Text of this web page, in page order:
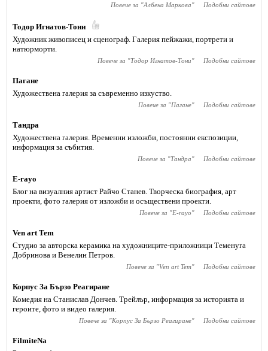
Повече за "Албена Маркова" Подобни сайтове
Тодор Игнатов-Тони
Художник живописец и сценограф. Галерия пейжажи, портрети и
натюрморти.
Повече за "Тодор Игнатов-Тони" Подобни сайтове
Пагане
Художествена галерия за съвременно изкуство.
Повече за "Пагане" Подобни сайтове
Тандра
Художествена галерия. Временни изложби, постоянни експозиции,
информация за събития.
Повече за "Тандра" Подобни сайтове
Е-rayo
Блог на визуалния артист Райчо Станев. Творческа биография, арт
проекти, фото галерия от изложби и осъществени проекти.
Повече за "Е-rayo" Подобни сайтове
Ven art Tem
Студио за авторска керамика на художниците-приложници Теменуга
Добринова и Венелин Петров.
Повече за "Ven art Tem" Подобни сайтове
Корпус За Бързо Реагиране
Комедия на Станислав Дончев. Трейлър, информация за историята и
героите, фото и видео галерия.
Повече за "Корпус За Бързо Реагиране" Подобни сайтове
FilmiteNa